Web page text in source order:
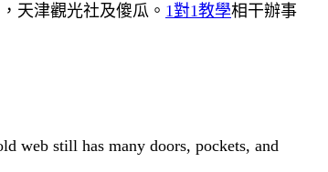
天津觀光社及傻瓜。 1對1教學相干辦事
web still has many doors, pockets, and